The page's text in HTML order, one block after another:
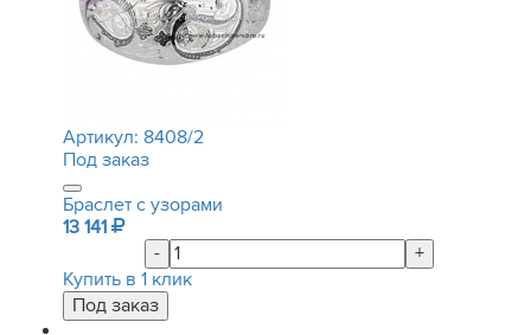
Артикул: 8408/2
Под заказ
Браслет с узорами
13 141
-
+
Купить в 1 клик